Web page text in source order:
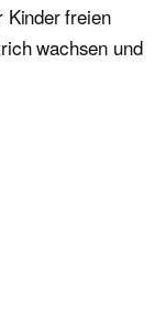
Kinder freien
wachsen und